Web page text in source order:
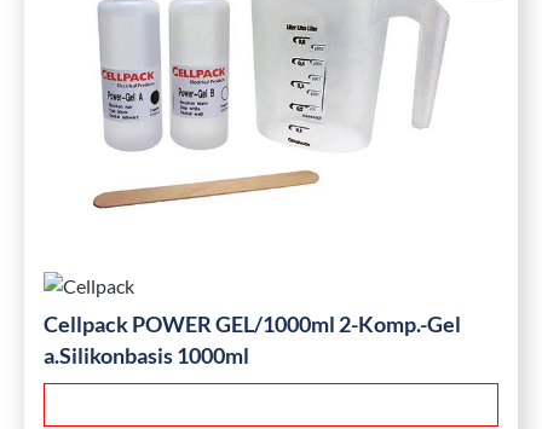
Cellpack POWER GEL/1000ml 2-Komp.-Gel
a.Silikonbasis 1000ml